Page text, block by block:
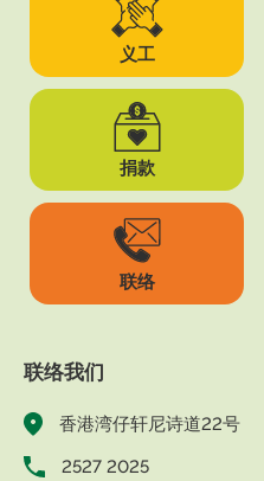
义工
捐款
联络
联络我们
香港湾仔轩尼诗道22号
2527 2025